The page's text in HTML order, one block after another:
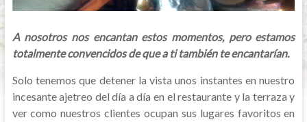
A nosotros nos encantan estos momentos, pero estamos
totalmente convencidos de que a ti también te encantarían.
Solo tenemos que detener la vista unos instantes en nuestro
incesante ajetreo del día a día en el restaurante y la terraza y
ver como nuestros clientes ocupan sus lugares favoritos en